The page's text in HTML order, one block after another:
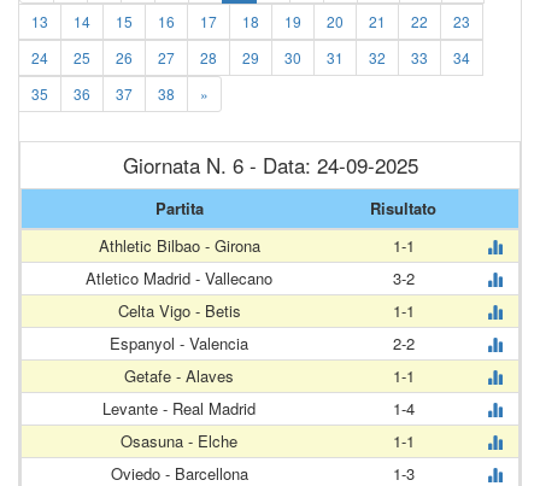
13
14 15 16 17 18 19 20 21 22
23
24
25 26 27 28 29 30 31 32 33
34
35
36 37 38 »
Giornata N. 6 - Data: 24-09-2025
Partita
Risultato
Athletic Bilbao - Girona
1-1
Atletico Madrid - Vallecano
3-2
Celta Vigo - Betis
1-1
Espanyol - Valencia
2-2
Getafe - Alaves
1-1
Levante - Real Madrid
1-4
Osasuna - Elche
1-1
Oviedo - Barcellona
1-3